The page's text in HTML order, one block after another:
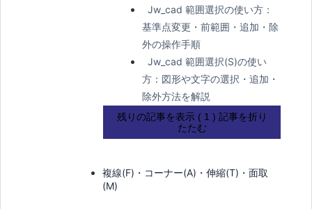
Jw_cad 範囲選択の使い方：
基準点変更・前範囲・追加・除
外の操作手順
Jw_cad 範囲選択(S)の使い
方：図形や文字の選択・追加・
除外方法を解説
残りの記事を表示 ( 1 ) 記事を折り
たたむ
複線(F)・コーナー(A)・伸縮(T)・面取
(M)